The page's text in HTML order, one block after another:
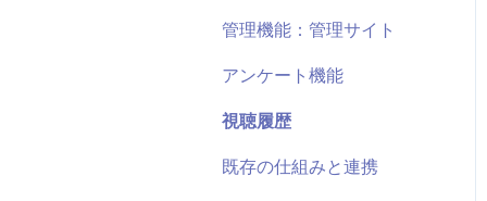
サポート
セキュリティ
管理機能：管理サイト
アンケート機能
視聴履歴
既存の仕組みと連携